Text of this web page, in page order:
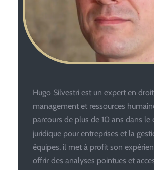
Hugo Silvestri est un expert en
management et ressources
parcours de plus de 10 ans dans le
juridique pour entreprises et la
équipes, il met à profit son
offrir des analyses pointues et